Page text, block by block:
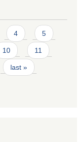
4 5
10 11
last »